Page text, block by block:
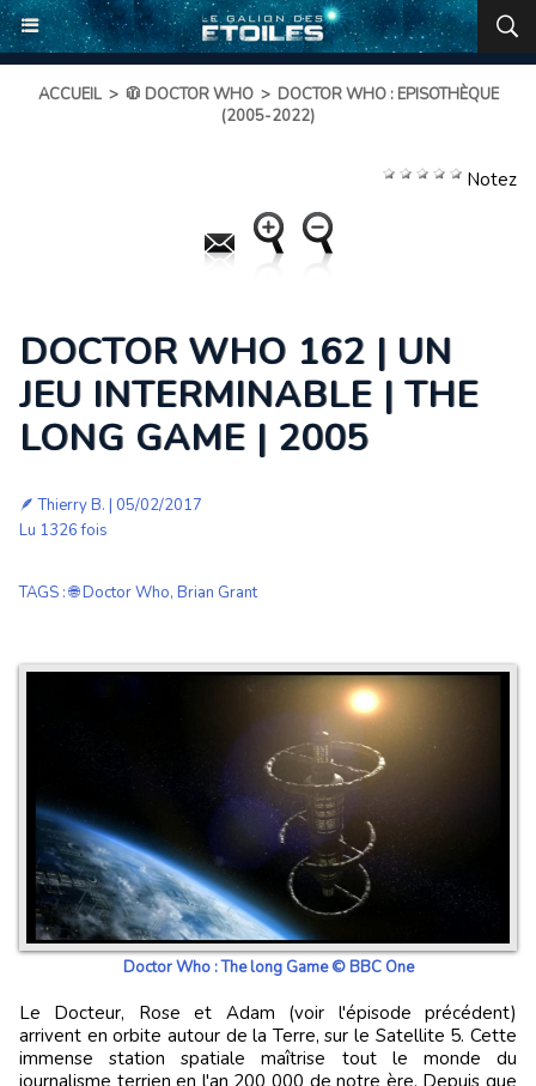
ACCUEIL > 🧥 DOCTOR WHO > DOCTOR WHO : EPISOTHÈQUE
(2005-2022)
Notez
DOCTOR WHO 162 | UN
JEU INTERMINABLE | THE
LONG GAME | 2005
🪶Thierry B. | 05/02/2017
Lu 1326 fois
TAGS :🌐 Doctor Who, Brian Grant
Doctor Who : The long Game © BBC One
Le Docteur, Rose et Adam (voir l'épisode précédent)
arrivent en orbite autour de la Terre, sur le Satellite 5. Cette
immense station spatiale maîtrise tout le monde du